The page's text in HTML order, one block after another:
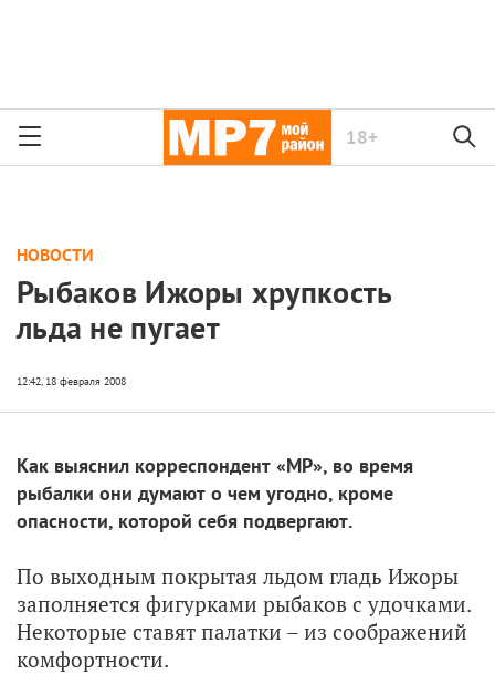
18+
НОВОСТИ
Рыбаков Ижоры хрупкость
льда не пугает
Как выяснил корреспондент «МР», во время
рыбалки они думают о чем угодно, кроме
опасности, которой себя подвергают.
По выходным покрытая льдом гладь Ижоры
заполняется фигурками рыбаков с удочками.
Некоторые ставят палатки – из соображений
комфортности.